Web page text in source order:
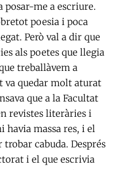
posar-me a escriure.
poesia i poca
Però val a dir que
als poetes que llegia
treballàvem a
va quedar molt aturat
que a la Facultat
revistes literàries i
havia massa res, i el
cabuda. Després
i el que escrivia